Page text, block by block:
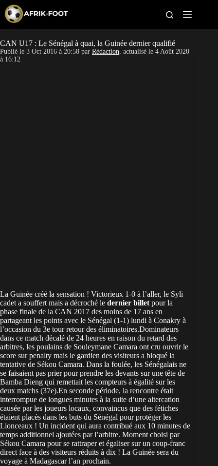
p
o
c
CAN féminine
CAN U17 : Le Sénégal à quai, la Guinée dernier qualifié
Publié le 3 Oct 2016 à 20:58 par Rédaction, actualisé le 4 Août 2020
à 16:12
La Guinée créé la sensation ! Victorieux 1-0 à l’aller, le Syli
cadet a souffert mais a décroché le dernier billet pour la
phase finale de la CAN 2017 des moins de 17 ans en
partageant les points avec le Sénégal (1-1) lundi à Conakry à
l’occasion du 3e tour retour des éliminatoires.Dominateurs
dans ce match décalé de 24 heures en raison du retard des
arbitres, les poulains de Souleymane Camara ont cru ouvrir le
score sur penalty mais le gardien des visiteurs a bloqué la
tentative de Sékou Camara. Dans la foulée, les Sénégalais ne
se faisaient pas prier pour prendre les devants sur une tête de
Bamba Dieng qui remettait les compteurs à égalité sur les
deux matchs (37e).En seconde période, la rencontre était
interrompue de longues minutes à la suite d’une altercation
causée par les joueurs locaux, convaincus que des fétiches
étaient placés dans les buts du Sénégal pour protéger les
Lionceaux ! Un incident qui aura contribué aux 10 minutes de
temps additionnel ajoutées par l’arbitre. Moment choisi par
Sékou Camara pour se rattraper et égaliser sur un coup-franc
direct face à des visiteurs réduits à dix ! La Guinée sera du
voyage à Madagascar l’an prochain.